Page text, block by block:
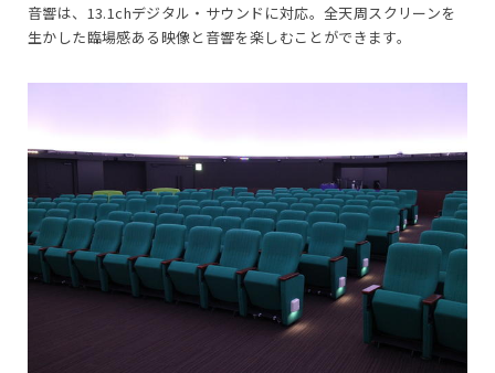
音響は、13.1chデジタル・サウンドに対応。全天周スクリーンを
生かした臨場感ある映像と音響を楽しむことができます。